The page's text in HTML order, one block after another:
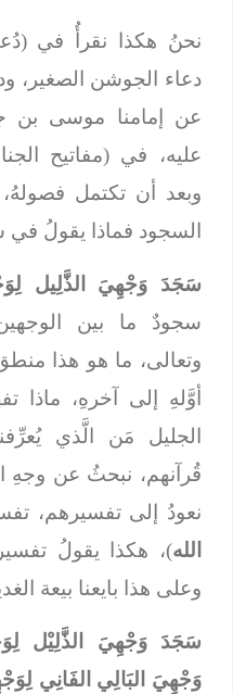
نحنُ هكذا نقرأُ في
دعاء الجوشن الصغير،
عن إمامنا موسى بن
عليه، في (مفاتيح
وبعد أن تكتمل
السجود فماذا يقولُ في
سَجَدَ وَجْهِيَ الذَّلِيل
سجودٌ ما بين
وتعالى، ما هو هذا
أوَّلهِ إلى آخرهِ، ماذا
الجليل مَن الَّذي
قُرآنهم، نبحثُ عن وجهِ
نعودُ إلى تفسيرهم،
الله)، هكذا يقولُ
وعلى هذا بايعنا بيعة
سَجَدَ وَجْهِيَ الذَّلِيْل
وَجْهِيَ البَالِي الفَانِي